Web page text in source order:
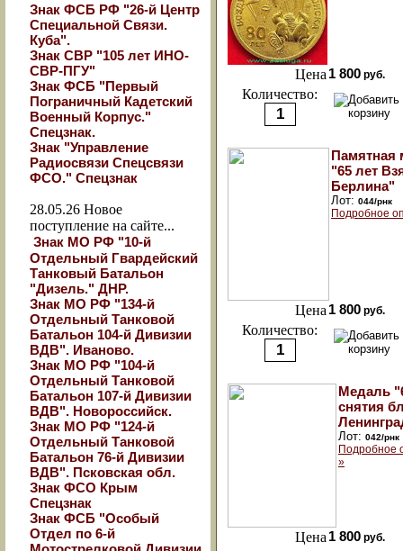
Знак ФСБ РФ "26-й Центр
Специальной Связи.
Куба".
Знак СВР "105 лет ИНО-
СВР-ПГУ"
Знак ФСБ "Первый
Пограничный Кадетский
Военный Корпус."
Спецзнак.
Знак "Управление
Радиосвязи Спецсвязи
ФСО." Спецзнак
28.05.26 Новое
поступление на сайте...
Знак МО РФ "10-й
Отдельный Гвардейский
Танковый Батальон
"Дизель." ДНР.
Знак МО РФ "134-й
Отдельный Танковой
Батальон 104-й Дивизии
ВДВ". Иваново.
Знак МО РФ "104-й
Отдельный Танковой
Батальон 107-й Дивизии
ВДВ". Новороссийск.
Знак МО РФ "124-й
Отдельный Танковой
Батальон 76-й Дивизии
ВДВ". Псковская обл.
Знак ФСО Крым
Спецзнак
Знак ФСБ "Особый
Отдел по 6-й
Цена 1 800 руб.
Количество:
Памятная
"65 лет
Берлина"
Лот: 044/рнк
Подробное
Цена 1 800 руб.
Количество:
Медаль
снятия
Лот: 042/рнк
Подробное
»
Цена 1 800 руб.